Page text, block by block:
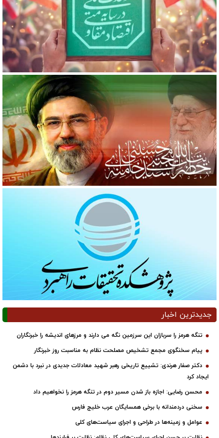
جدیدترین اخبار
تنگه هرمز را سربازان این سرزمین نگه می دارند و مرزهای اندیشه را خبرنگاران
پیام سخنگوی مجمع تشخیص مصلحت نظام به مناسبت روز خبرنگار
دکتر صفار هرندی: تشییع تاریخی رهبر شهید معادلات جدیدی در نبرد با دشمن
ایجاد کرد
محسن رضایی: اجازه باز شدن مسیر دوم در تنگه هرمز را نخواهیم داد
سخنی دردمندانه با برخی همسایگان عرب خلیج فارس
عوامل و زمینه‌ها در طراحی و اجرای سیاست‌های کلی